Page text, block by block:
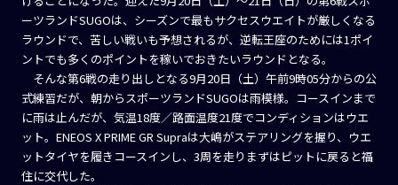
ーツランドSUGOは、シーズンで最もサクセスウエイトが厳しくなる
ラウンドで、苦しい戦いも予想されるが、逆転王座のためには1ポイ
ントでも多くのポイントを稼いでおきたいラウンドとなる。
そんな第6戦の走り出しとなる9月20日（土）午前9時05分からの公
式練習だが、朝からスポーツランドSUGOは雨模様。コースインまで
に雨は止んだが、気温18度／路面温度21度でコンディションはウエ
ット。ENEOS X PRIME GR Supraは大嶋がステアリングを握り、ウエ
ットタイヤを履きコースインし、3周を走りまずはピットに戻ると福
住に交代した。